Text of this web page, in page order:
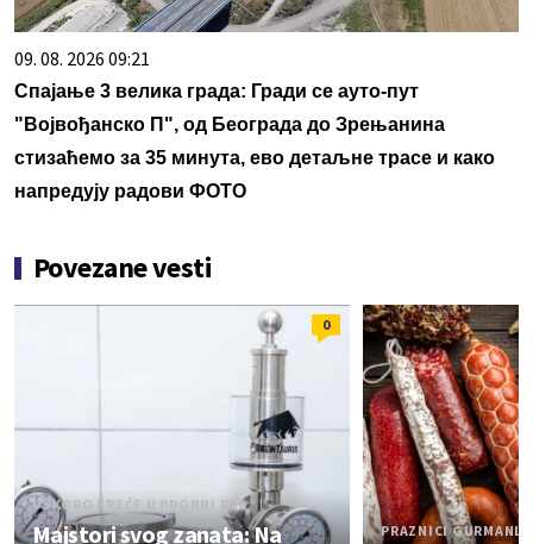
09. 08. 2026 09:21
Спајање 3 велика града: Гради се ауто-пут
"Војвођанско П", од Београда до Зрењанина
стизаћемо за 35 минута, ево детаљне трасе и како
напредују радови ФОТО
Povezane vesti
0
USKORO KREĆE U PROBNI RAD
Majstori svog zanata: Na
PRAZNICI